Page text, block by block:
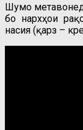
Шумо
бо нархҳои
насия (қарз –